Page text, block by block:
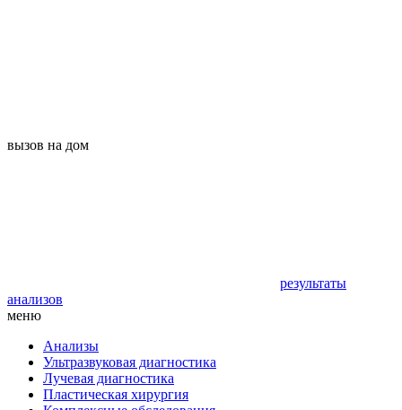
вызов на дом
результаты
анализов
меню
Анализы
Ультразвуковая диагностика
Лучевая диагностика
Пластическая хирургия